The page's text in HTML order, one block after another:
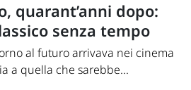
quarant’anni dopo:
senza tempo
al futuro arrivava nei cinema
a quella che sarebbe...